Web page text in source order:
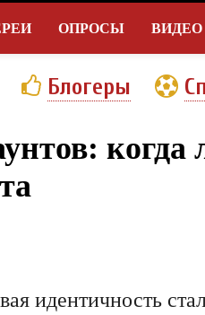
ОПРОСЫ ВИДЕО
Блогеры
идентичность